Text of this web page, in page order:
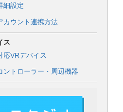
細設定
カウント連携方法
ス
応VRデバイス
ントローラー・周辺機器